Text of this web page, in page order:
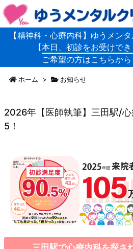
【精神科・心療内科】ゆうメン
【本日、初診をお受けでき
ご希望の方はこちらか
ホーム > お知らせ
2026年【医師執筆】三田駅/心
5！